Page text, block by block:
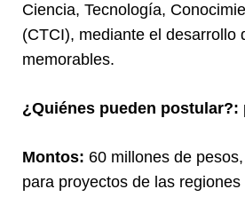
Ciencia, Tecnología,
(CTCI), mediante el desarrollo
memorables.
¿Quiénes pueden postular?:
Montos: 60 millones de
para proyectos de las regiones